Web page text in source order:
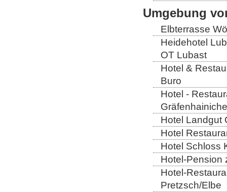
Umgebung
Elbterrasse
Heidehotel
OT Lubast
Hotel &
Buro
Hotel -
Hotel Landgut
Hotel
Hotel Schloss
Hotel-Pension
Hotel-
Pretzsch/Elbe